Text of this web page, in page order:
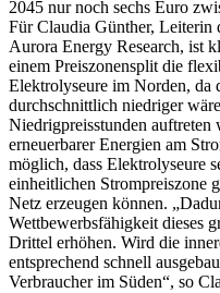
2045 nur noch sechs Euro
Für Claudia Günther, Leiterin
Aurora Energy Research, ist
einem Preiszonensplit die
Elektrolyseure im Norden, da
durchschnittlich niedriger
Niedrigpreisstunden
erneuerbarer Energien am
möglich, dass Elektrolyseure
einheitlichen Strompreiszone
Netz erzeugen können.
Wettbewerbsfähigkeit dieses
Drittel erhöhen. Wird die
entsprechend schnell
Verbraucher im Süden“, so